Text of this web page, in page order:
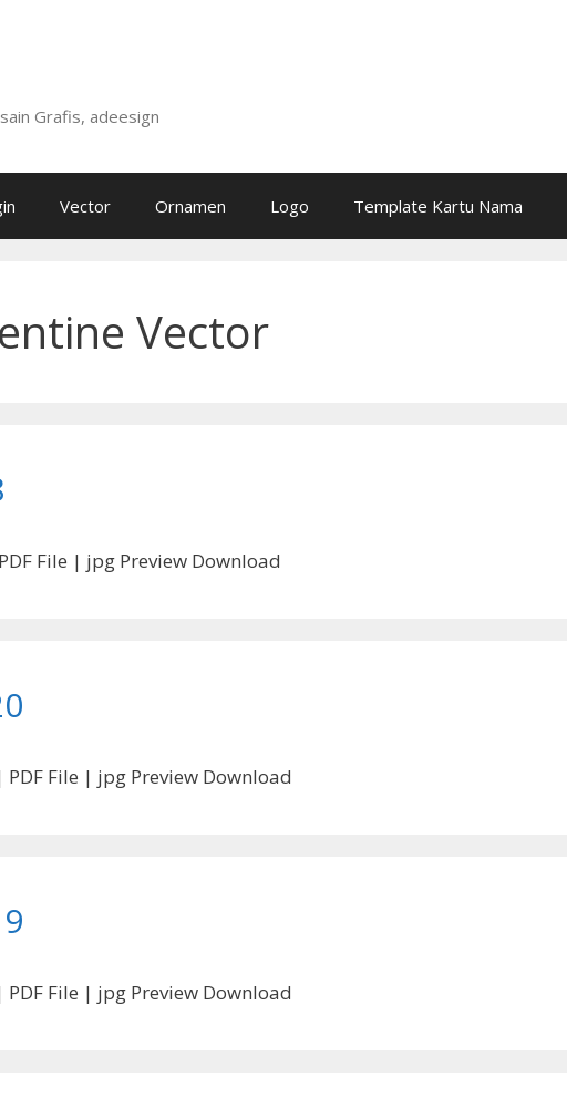
Grafis, adeesign
Vector Ornamen Logo Template Kartu Nama
Vector
File | jpg Preview Download
File | jpg Preview Download
File | jpg Preview Download